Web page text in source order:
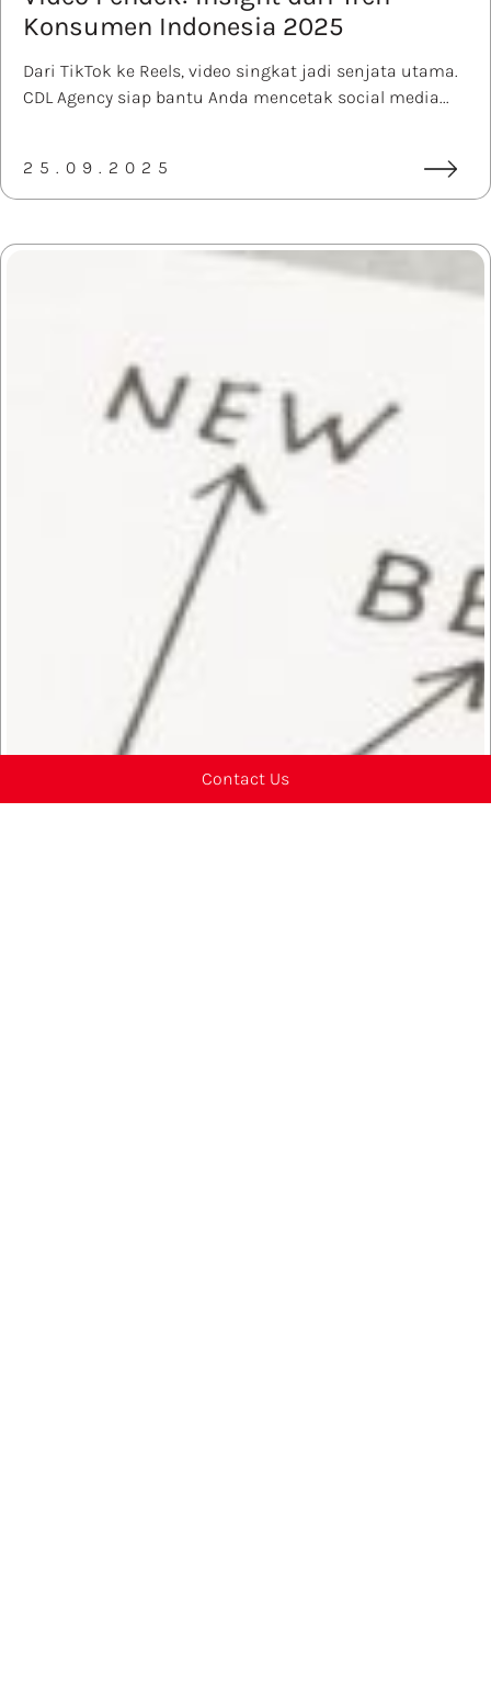
Konsumen Indonesia 2025
Dari TikTok ke Reels, video singkat jadi senjata utama.
CDL Agency siap bantu Anda mencetak social media...
25.09.2025
Contact Us